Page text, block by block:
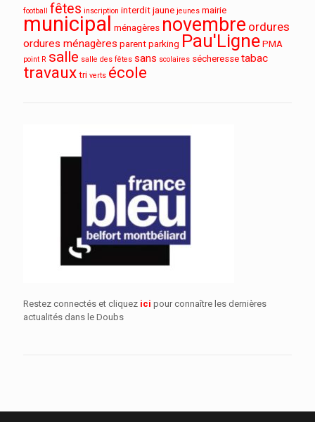
football fêtes inscription interdit jaune jeunes mairie
municipal ménagères novembre ordures
ordures ménagères parent parking Pau'Ligne PMA
point R salle salle des fêtes sans scolaires sécheresse tabac
travaux tri verts école
Restez connectés et cliquez ici pour connaître les dernières
actualités dans le Doubs